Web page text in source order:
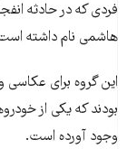
فردی که در حادثه
هاشمی نام داشته
اين گروه برای عکاسی
بودند که يکی از
وجود آورده است.